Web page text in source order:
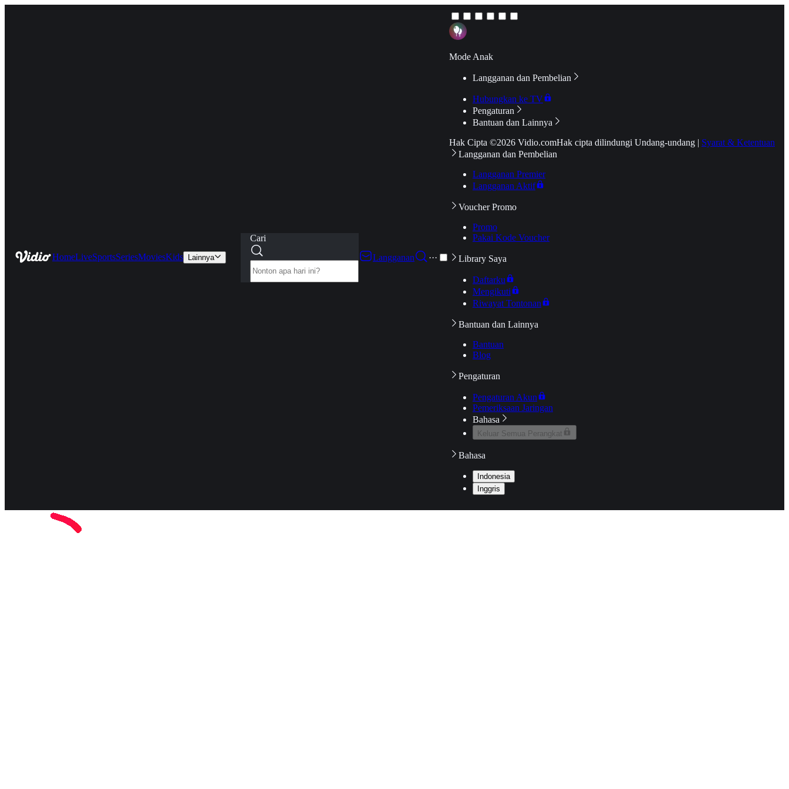
HomeLiveSportsSeriesMoviesKids Lainnya
Cari
Langganan
···
Mode Anak
Langganan dan Pembelian
Hubungkan ke TV
Pengaturan
Bantuan dan Lainnya
Hak Cipta ©2026 Vidio.comHak cipta dilindungi Undang-undang | Syarat & Ketentuan
Langganan dan Pembelian
Langganan Premier
Langganan Aktif
Voucher Promo
Promo
Pakai Kode Voucher
Library Saya
Daftarku
Mengikuti
Riwayat Tontonan
Bantuan dan Lainnya
Bantuan
Blog
Pengaturan
Pengaturan Akun
Pemeriksaan Jaringan
Bahasa
Keluar Semua Perangkat
Bahasa
Indonesia
Inggris